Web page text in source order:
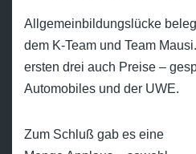
Allgemeinbildungslücke
dem K-Team und Team
ersten drei auch Preise –
Automobiles und der UWE.
Zum Schluß gab es eine